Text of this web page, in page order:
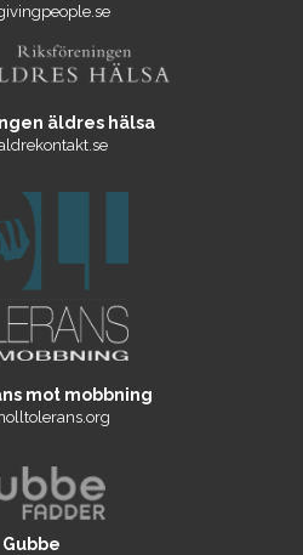
äldres hälsa
mot mobbning
Gubbe